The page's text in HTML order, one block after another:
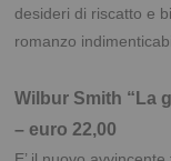
desideri di riscatto e
romanzo
Wilbur Smith “La
– euro 22,00